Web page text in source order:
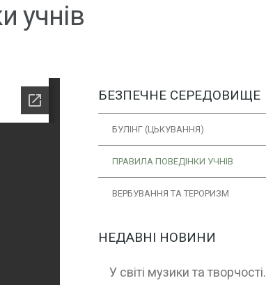
учнів
БЕЗПЕЧНЕ СЕРЕДОВИЩЕ
БУЛІНГ (ЦЬКУВАННЯ)
ПРАВИЛА ПОВЕДІНКИ УЧНІВ
ВЕРБУВАННЯ ТА ТЕРОРИЗМ
НЕДАВНІ НОВИНИ
У світі музики та творчості.